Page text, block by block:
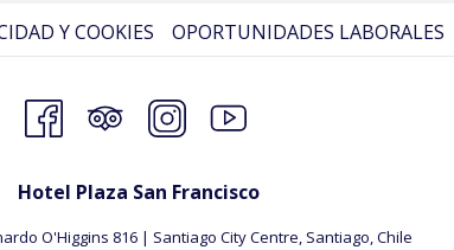
Y COOKIES OPORTUNIDADES LABORALES
Hotel Plaza San Francisco
O'Higgins 816 | Santiago City Centre, Santiago, ​Chile